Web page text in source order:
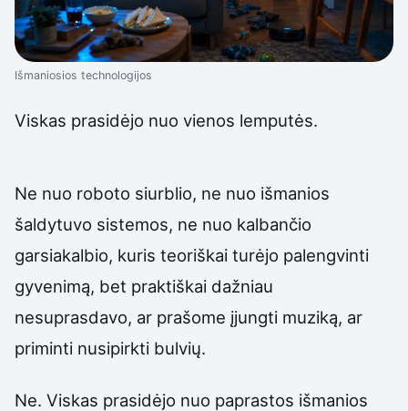
Išmaniosios technologijos
Viskas prasidėjo nuo vienos lemputės.
Ne nuo roboto siurblio, ne nuo išmanios
šaldytuvo sistemos, ne nuo kalbančio
garsiakalbio, kuris teoriškai turėjo palengvinti
gyvenimą, bet praktiškai dažniau
nesuprasdavo, ar prašome įjungti muziką, ar
priminti nusipirkti bulvių.
Ne. Viskas prasidėjo nuo paprastos išmanios